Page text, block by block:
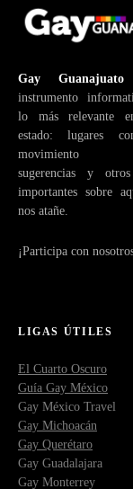
Gay Guanajuato
instrumento
lo más relevante
estado: lugares
movimiento
sugerencias y otros
importantes sobre
nos atañe.
¡Participa con
LIGAS ÚTILES
El Cuarto Oscuro
Guía Gay México
Gay México Travel
Gay Michoacán
Gay Querétaro
Gay Guadalajara
Gay Monterrey